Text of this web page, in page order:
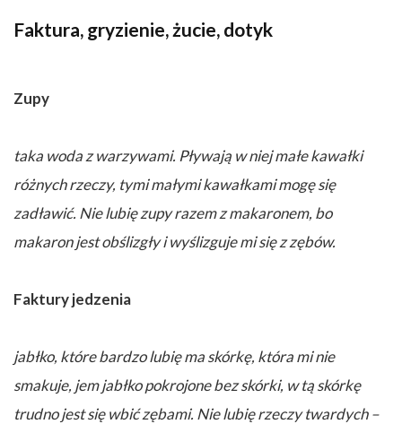
Faktura, gryzienie, żucie, dotyk
Zupy
taka woda z warzywami. Pływają w niej małe kawałki
różnych rzeczy, tymi małymi kawałkami mogę się
zadławić. Nie lubię zupy razem z makaronem, bo
makaron jest obślizgły i wyślizguje mi się z zębów.
Faktury jedzenia
jabłko, które bardzo lubię ma skórkę, która mi nie
smakuje, jem jabłko pokrojone bez skórki, w tą skórkę
trudno jest się wbić zębami. Nie lubię rzeczy twardych –